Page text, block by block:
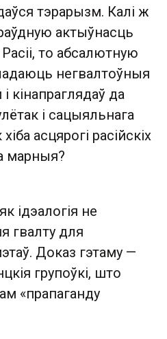
тэрарызм. Калі ж
актыўнасць
Расіі, то абсалютную
негвалтоўныя
кінапраглядаў да
і сацыяльнага
асцярогі расійскіх
марныя?
ідэалогія не
гвалту для
Доказ гэтаму —
групоўкі, што
«прапаганду